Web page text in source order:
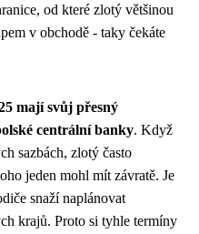
od které zlotý většinou
v obchodě - taky čekáte
mají svůj přesný
centrální banky. Když
sazbách, zlotý často
jeden mohl mít závratě. Je
snaží naplánovat
krajů. Proto si tyhle termíny